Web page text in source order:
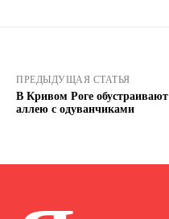
ПРЕДЫДУЩАЯ СТАТЬЯ
В Кривом Роге обустраивают
аллею с одуванчиками